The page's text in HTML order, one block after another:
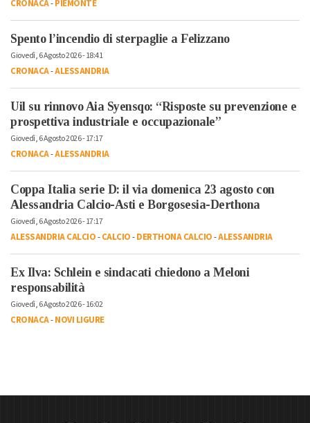
CRONACA-PIEMONTE
Spento l’incendio di sterpaglie a Felizzano
Giovedì, 6 Agosto 2026 - 18:41
CRONACA-ALESSANDRIA
Uil su rinnovo Aia Syensqo: “Risposte su prevenzione e
prospettiva industriale e occupazionale”
Giovedì, 6 Agosto 2026 - 17:17
CRONACA-ALESSANDRIA
Coppa Italia serie D: il via domenica 23 agosto con
Alessandria Calcio-Asti e Borgosesia-Derthona
Giovedì, 6 Agosto 2026 - 17:17
ALESSANDRIA CALCIO-CALCIO-DERTHONA CALCIO-ALESSANDRIA
Ex Ilva: Schlein e sindacati chiedono a Meloni
responsabilità
Giovedì, 6 Agosto 2026 - 16:02
CRONACA-NOVI LIGURE